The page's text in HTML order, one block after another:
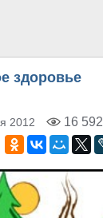
здоровье
2012 16 592